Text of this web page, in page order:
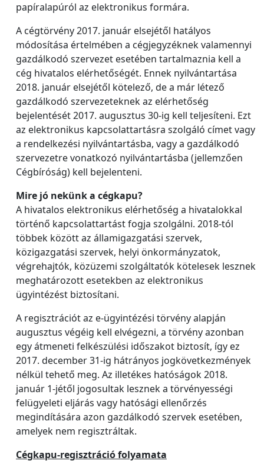
papíralapúról az elektronikus formára.
A cégtörvény 2017. január elsejétől hatályos
módosítása értelmében a cégjegyzéknek valamennyi
gazdálkodó szervezet esetében tartalmaznia kell a
cég hivatalos elérhetőségét. Ennek nyilvántartása
2018. január elsejétől kötelező, de a már létező
gazdálkodó szervezeteknek az elérhetőség
bejelentését 2017. augusztus 30-ig kell teljesíteni. Ezt
az elektronikus kapcsolattartásra szolgáló címet vagy
a rendelkezési nyilvántartásba, vagy a gazdálkodó
szervezetre vonatkozó nyilvántartásba (jellemzően
Cégbíróság) kell bejelenteni.
Mire jó nekünk a cégkapu?
A hivatalos elektronikus elérhetőség a hivatalokkal
történő kapcsolattartást fogja szolgálni. 2018-tól
többek között az államigazgatási szervek,
közigazgatási szervek, helyi önkormányzatok,
végrehajtók, közüzemi szolgáltatók kötelesek lesznek
meghatározott esetekben az elektronikus
ügyintézést biztosítani.
A regisztrációt az e-ügyintézési törvény alapján
augusztus végéig kell elvégezni, a törvény azonban
egy átmeneti felkészülési időszakot biztosít, így ez
2017. december 31-ig hátrányos jogkövetkezmények
nélkül tehető meg. Az illetékes hatóságok 2018.
január 1-jétől jogosultak lesznek a törvényességi
felügyeleti eljárás vagy hatósági ellenőrzés
megindítására azon gazdálkodó szervek esetében,
amelyek nem regisztráltak.
Cégkapu-regisztráció folyamata